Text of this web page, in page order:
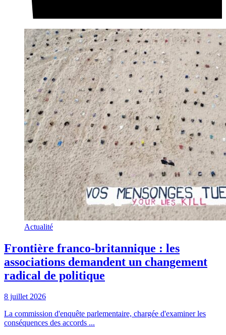
Actualité
Frontière franco-britannique : les
associations demandent un changement
radical de politique
8 juillet 2026
La commission d'enquête parlementaire, chargée d'examiner les
conséquences des accords ...